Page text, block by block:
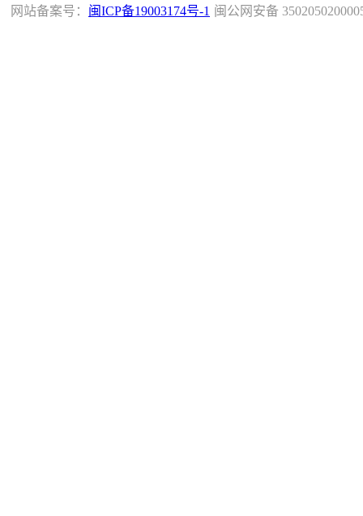
闽公网安备
网站备案号： 闽ICP备19003174号-1